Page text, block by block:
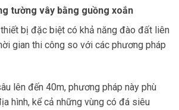
tường vây bằng guồng xoắn
bị đặc biệt có khả năng đào đất liên
gian thi công so với các phương pháp
lên đến 40m, phương pháp này phù
hình, kể cả những vùng có đá siêu